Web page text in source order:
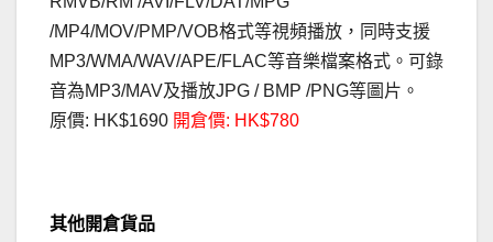
/MP4/MOV/PMP/VOB格式等視頻播放，同時支援
MP3/WMA/WAV/APE/FLAC等音樂檔案格式。可錄
音為MP3/MAV及播放JPG / BMP /PNG等圖片。
原價: HK$1690 開倉價: HK$780
其他開倉貨品